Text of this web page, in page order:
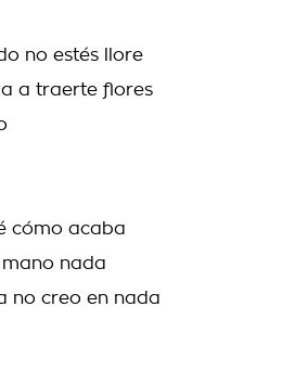
no estés llore
a traerte flores
cómo acaba
mano nada
no creo en nada